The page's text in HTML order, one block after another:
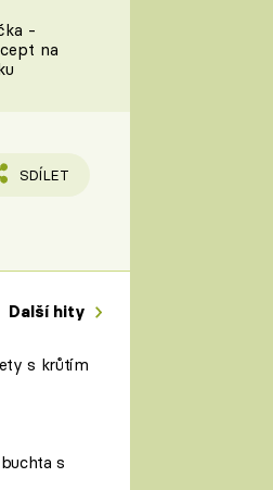
nás
-
na
SDÍLET
Další hity
s krůtím
s